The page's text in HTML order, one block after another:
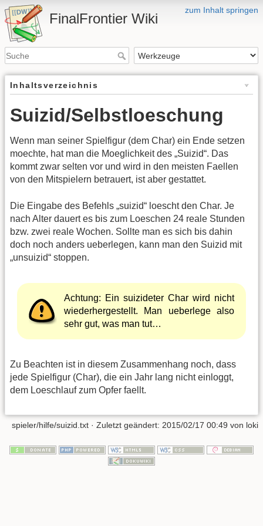
zum Inhalt springen
FinalFrontier Wiki
Inhaltsverzeichnis
Suizid/Selbstloeschung
Wenn man seiner Spielfigur (dem Char) ein Ende setzen
moechte, hat man die Moeglichkeit des „Suizid“. Das
kommt zwar selten vor und wird in den meisten Faellen
von den Mitspielern betrauert, ist aber gestattet.
Die Eingabe des Befehls „suizid“ loescht den Char. Je
nach Alter dauert es bis zum Loeschen 24 reale Stunden
bzw. zwei reale Wochen. Sollte man es sich bis dahin
doch noch anders ueberlegen, kann man den Suizid mit
„unsuizid“ stoppen.
Achtung: Ein suizideter Char wird nicht
wiederhergestellt. Man ueberlege also
sehr gut, was man tut…
Zu Beachten ist in diesem Zusammenhang noch, dass
jede Spielfigur (Char), die ein Jahr lang nicht einloggt,
dem Loeschlauf zum Opfer faellt.
spieler/hilfe/suizid.txt · Zuletzt geändert: 2015/02/17 00:49 von loki